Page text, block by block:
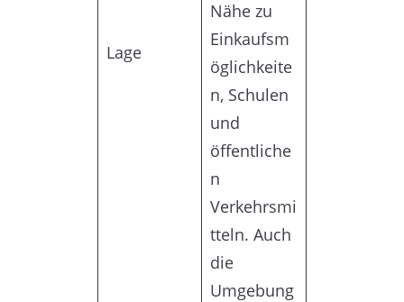
Lage
Nähe zu
Einkaufsm
öglichkeite
n, Schulen
und
öffentliche
n
Verkehrsmi
tteln. Auch
die
Umgebung